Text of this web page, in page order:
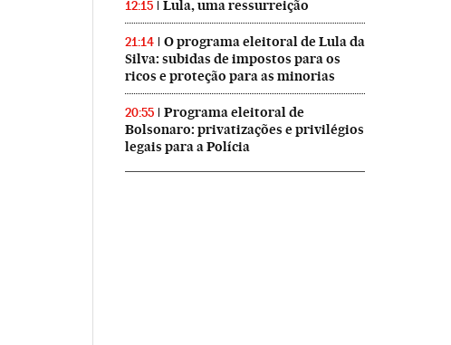
12:15 Lula, uma ressurreição
21:14
O programa eleitoral de Lula da
Silva: subidas de impostos para os
ricos e proteção para as minorias
20:55
Programa eleitoral de
Bolsonaro: privatizações e privilégios
legais para a Polícia